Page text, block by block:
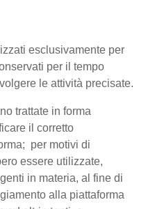
esclusivamente per
per il tempo
le attività precisate.
trattate in forma
il corretto
per motivi di
essere utilizzate,
in materia, al fine di
alla piattaforma